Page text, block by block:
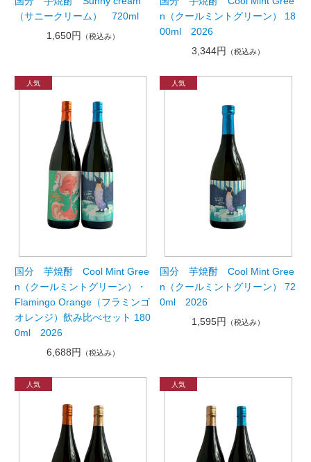
（サニークリーム） 720ml
1,650円
（税込み）
n（クールミントグリーン） 18
00ml 2026
3,344円
（税込み）
国分 芋焼酎 Cool Mint Gree
n（クールミントグリーン）・
Flamingo Orange（フラミンゴ
オレンジ）飲み比べセット 180
0ml 2026
6,688円
（税込み）
国分 芋焼酎 Cool Mint Gree
n（クールミントグリーン） 72
0ml 2026
1,595円
（税込み）